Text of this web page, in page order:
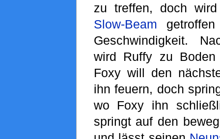
zu treffen, doch
Slow-Beam
Geschwindigkeit.
wird Ruffy zu Boden
Foxy will den
ihn feuern, doch
wo Foxy ihn
springt auf den